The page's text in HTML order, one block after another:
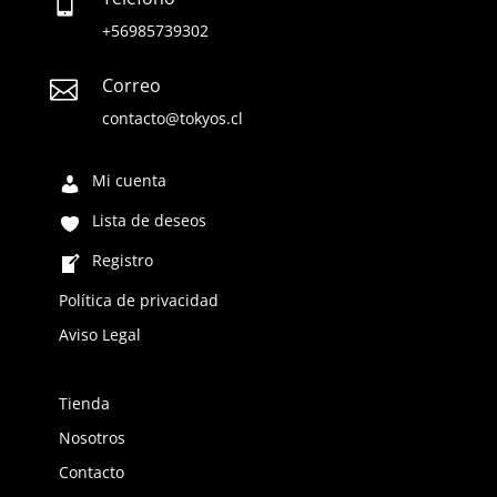
+56985739302
 Correo
contacto@tokyos.cl
Mi cuenta
Lista de deseos
Registro
Política de privacidad
Aviso Legal
Tienda
Nosotros
Contacto